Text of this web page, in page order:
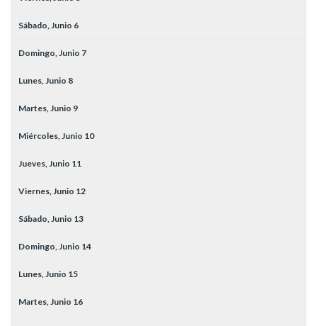
Sábado,Junio 6
Domingo,Junio 7
Lunes,Junio 8
Martes,Junio 9
Miércoles,Junio 10
Jueves,Junio 11
Viernes,Junio 12
Sábado,Junio 13
Domingo,Junio 14
Lunes,Junio 15
Martes,Junio 16